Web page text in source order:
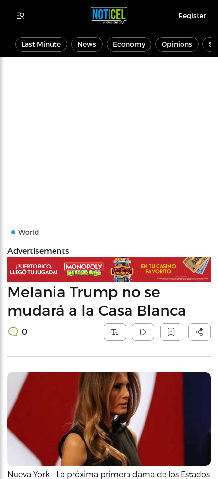
Register
Last Minute News Economy Opinions
World
Advertisements
Melania Trump no se
mudará a la Casa Blanca
0
Nueva York – La próxima primera dama de los Estados